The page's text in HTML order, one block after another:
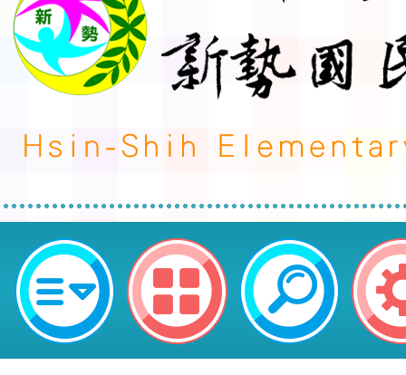
榮譽事蹟:其他榮譽-發布單位:輔導